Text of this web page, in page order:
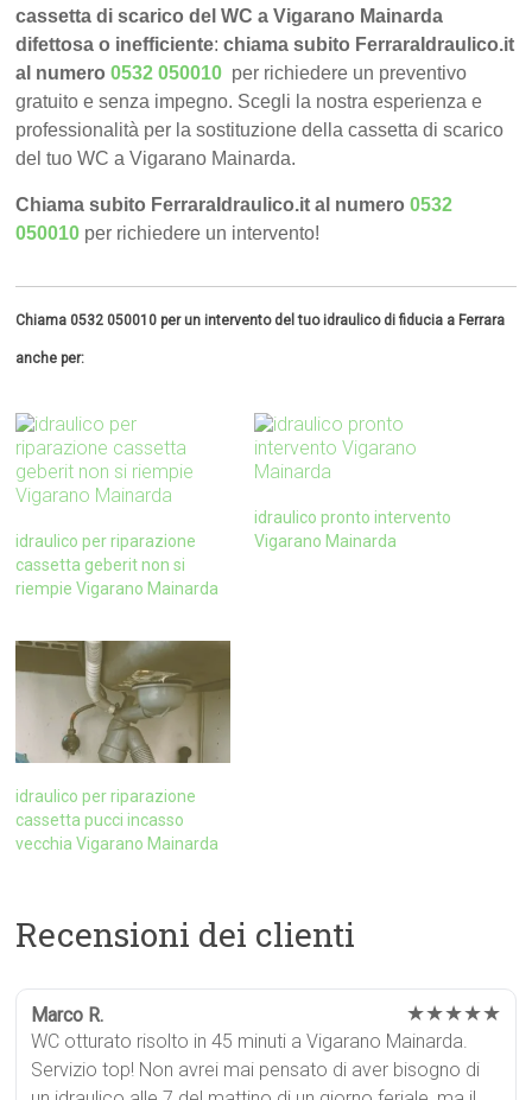
cassetta di scarico del WC a Vigarano Mainarda
difettosa o inefficiente:chiama subito FerraraIdraulico.it
al numero0532 050010 per richiedere un preventivo
gratuito e senza impegno. Scegli la nostra esperienza e
professionalità per la sostituzione della cassetta di scarico
del tuo WC a Vigarano Mainarda.
Chiama subito FerraraIdraulico.it al numero0532
050010 per richiedere un intervento!
Chiama 0532 050010 per un intervento del tuo idraulico di fiducia a Ferrara
anche per:
idraulico per riparazione
cassetta geberit non si
riempie Vigarano Mainarda
idraulico pronto intervento
Vigarano Mainarda
idraulico per riparazione
cassetta pucci incasso
vecchia Vigarano Mainarda
Recensioni dei clienti
Marco R. ★★★★★
WC otturato risolto in 45 minuti a Vigarano Mainarda.
Servizio top! Non avrei mai pensato di aver bisogno di